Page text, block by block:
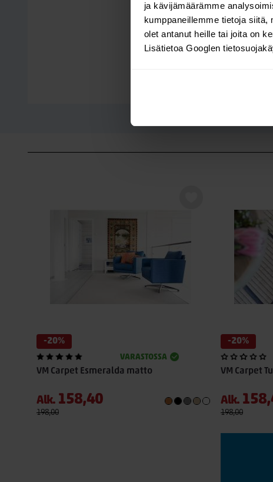
ja kävijämäärämme
kumppaneillemme tietoja
olet antanut heille tai joita on
Lisätietoa Googlen
-20%
VARASTOSSA
VM Carpet Esmeralda matto
Alk. 158,40
198,00
-20%
VM Carpet
Alk.
198,00